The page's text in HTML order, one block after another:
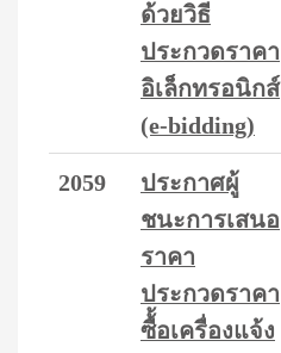
ด้วยวิธี
ประกวดราคา
อิเล็กทรอนิกส์
(e-bidding)
2059
ประกาศผู้
ชนะการเสนอ
ราคา
ประกวดราคา
ซื้้อเครื่องแจ้ง